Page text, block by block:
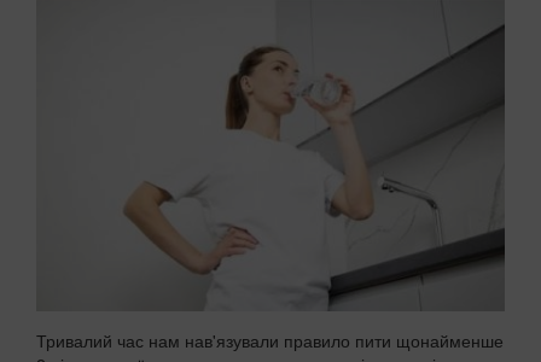
Тривалий час нам нав'язували правило пити щонайменше